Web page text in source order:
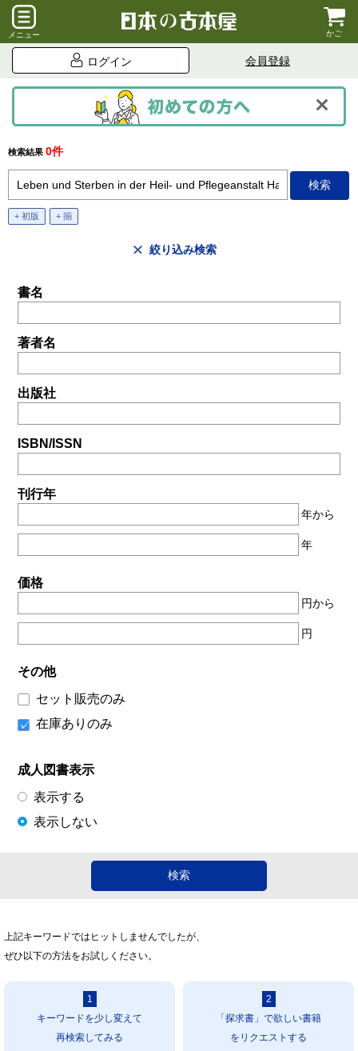
メニュー かご
ログイン 会員登録
検索結果 0件
+ 初版 + 揃
絞り込み検索
書名
著者名
出版社
ISBN/ISSN
刊行年
年から
年
価格
円から
円
その他
セット販売のみ
在庫ありのみ
成人図書表示
表示する
表示しない
上記キーワードではヒットしませんでしたが、
ぜひ以下の方法をお試しください。
1
キーワードを少し変えて
再検索してみる
2
「探求書」で欲しい書籍
をリクエストする